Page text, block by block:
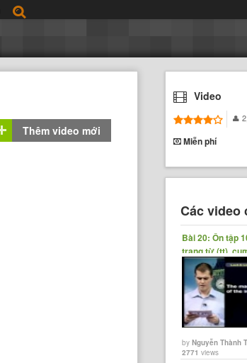
Thêm video mới
Video
Miễn phí
Các video
Bài 20: Ôn tập
trạng từ (tt), cụm
byNguyễn Thành
2771 views